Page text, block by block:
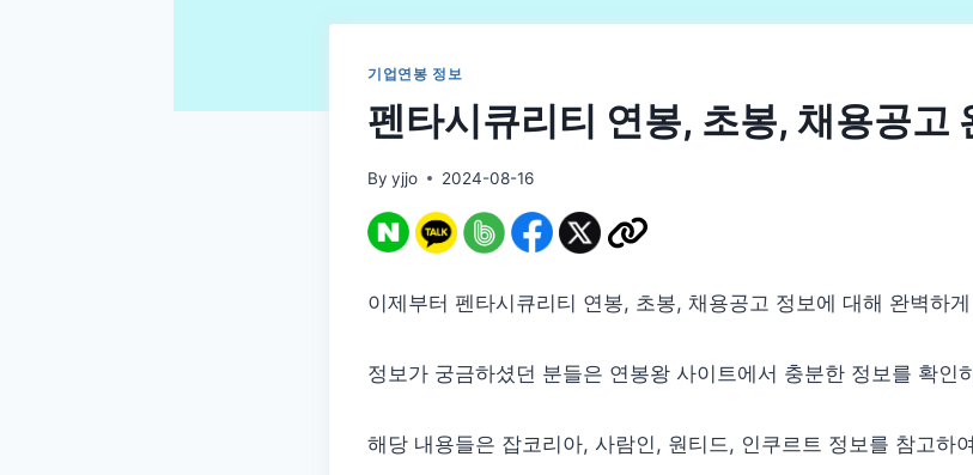
기업연봉 정보
펜타시큐리티 연봉, 초봉, 채용공고
By yjjo 2024-08-16
이제부터 펜타시큐리티 연봉, 초봉, 채용공고 정보에 대해 완벽하
정보가 궁금하셨던 분들은 연봉왕 사이트에서 충분한 정보를 확인
해당 내용들은 잡코리아, 사람인, 원티드, 인쿠르트 정보를 참고하